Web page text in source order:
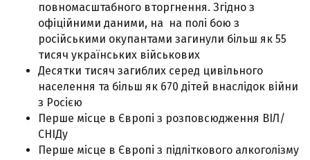
повномасштабного вторгнення. Згідно з
офіційними даними, на на полі бою з
російськими окупантами загинули більш як 55
тисяч українських військових
Десятки тисяч загиблих серед цивільного
населення та більш як 670 дітей внаслідок війни
з Росією
Перше місце в Європі з розповсюдження ВІЛ/
СНІДу
Перше місце в Європі з підліткового алкоголізму